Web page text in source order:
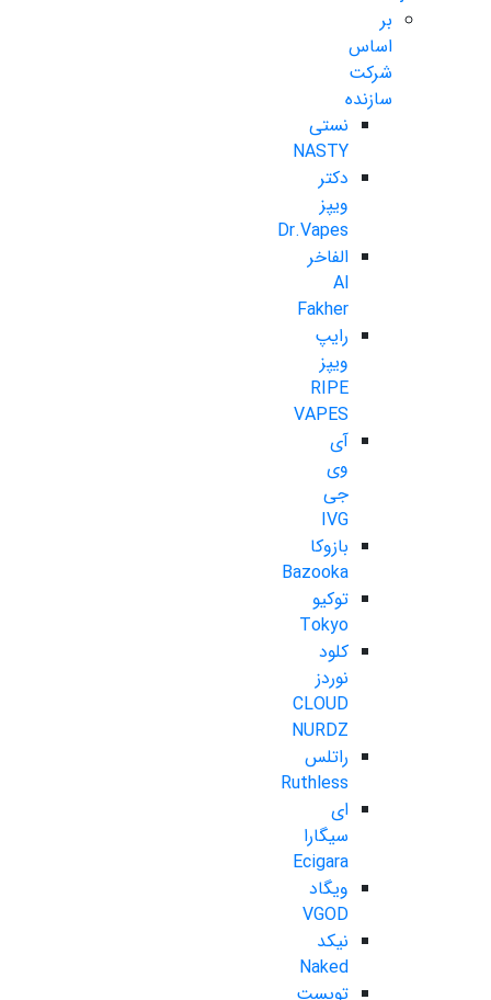
بر
اساس
شرکت
سازنده
نستی
NASTY
دکتر
ویپز
Dr.Vapes
الفاخر
Al
Fakher
رایپ
ویپز
RIPE
VAPES
آی
وی
جی
IVG
بازوکا
Bazooka
توکیو
Tokyo
کلود
نوردز
CLOUD
NURDZ
راتلس
Ruthless
ای
سیگارا
Ecigara
ویگاد
VGOD
نیکد
Naked
تویست